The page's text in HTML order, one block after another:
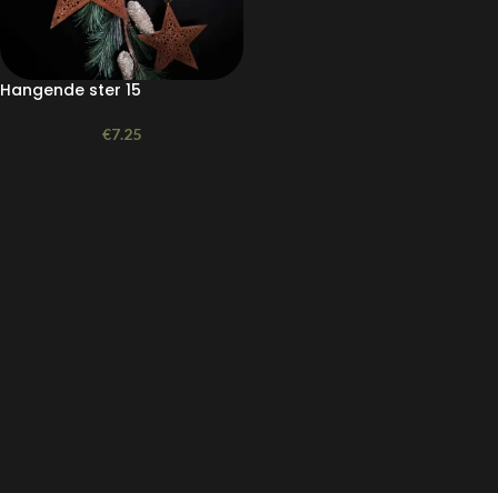
Hangende ster 15
€7.25